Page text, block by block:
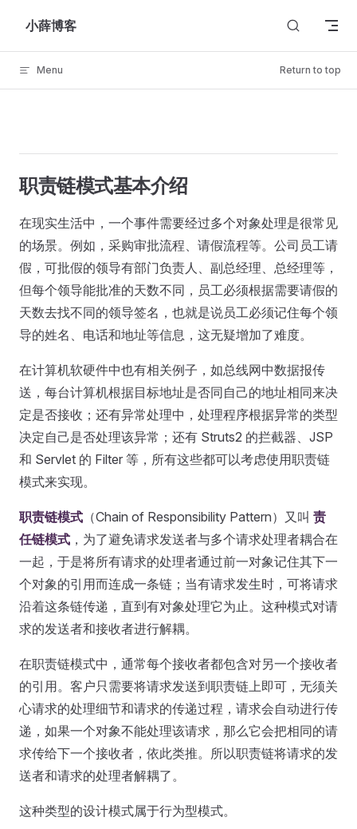
Skip to content
小薛博客
Menu Return to top
职责链模式基本介绍
在现实生活中，一个事件需要经过多个对象处理是很常见
的场景。例如，采购审批流程、请假流程等。公司员工请
假，可批假的领导有部门负责人、副总经理、总经理等，
但每个领导能批准的天数不同，员工必须根据需要请假的
天数去找不同的领导签名，也就是说员工必须记住每个领
导的姓名、电话和地址等信息，这无疑增加了难度。
在计算机软硬件中也有相关例子，如总线网中数据报传
送，每台计算机根据目标地址是否同自己的地址相同来决
定是否接收；还有异常处理中，处理程序根据异常的类型
决定自己是否处理该异常；还有 Struts2 的拦截器、JSP
和 Servlet 的 Filter 等，所有这些都可以考虑使用职责链
模式来实现。
职责链模式 （Chain of Responsibility Pattern）又叫 责
任链模式 ，为了避免请求发送者与多个请求处理者耦合在
一起，于是将所有请求的处理者通过前一对象记住其下一
个对象的引用而连成一条链；当有请求发生时，可将请求
沿着这条链传递，直到有对象处理它为止。这种模式对请
求的发送者和接收者进行解耦。
在职责链模式中，通常每个接收者都包含对另一个接收者
的引用。客户只需要将请求发送到职责链上即可，无须关
心请求的处理细节和请求的传递过程，请求会自动进行传
递，如果一个对象不能处理该请求，那么它会把相同的请
求传给下一个接收者，依此类推。所以职责链将请求的发
送者和请求的处理者解耦了。
这种类型的设计模式属于行为型模式。